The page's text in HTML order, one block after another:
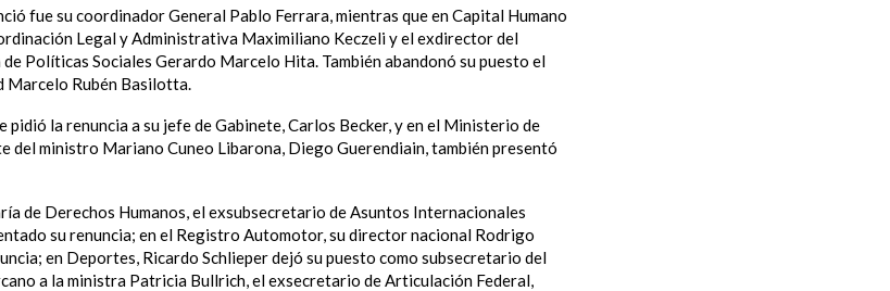
fue su coordinador General Pablo Ferrara, mientras que en Capital Humano
Legal y Administrativa Maximiliano Keczeli y el exdirector del
Políticas Sociales Gerardo Marcelo Hita. También abandonó su puesto el
Marcelo Rubén Basilotta.
pidió la renuncia a su jefe de Gabinete, Carlos Becker, y en el Ministerio de
del ministro Mariano Cuneo Libarona, Diego Guerendiain, también presentó
de Derechos Humanos, el exsubsecretario de Asuntos Internacionales
su renuncia; en el Registro Automotor, su director nacional Rodrigo
en Deportes, Ricardo Schlieper dejó su puesto como subsecretario del
a la ministra Patricia Bullrich, el exsecretario de Articulación Federal,